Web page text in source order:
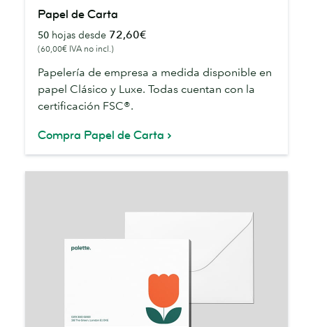
Carta
Papel de Carta
50 hojas desde 72,60€
(60,00€ IVA no incl.)
Papelería de empresa a medida disponible en
papel Clásico y Luxe. Todas cuentan con la
certificación FSC®.
Compra Papel de Carta